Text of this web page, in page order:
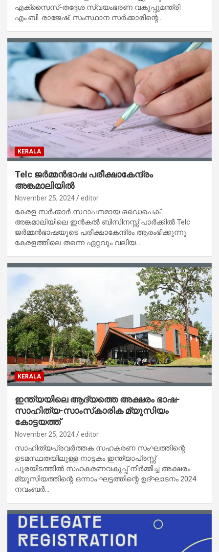
എക്സൈസ്-തദ്ദേശ സ്വയംഭരണ വകുപ്പുമന്ത്രി
എം.ബി. രാജേഷ്. സംസ്ഥാന സർക്കാരിന്റെ…
KERALA
Telc ജർമ്മൻഭാഷ പരീക്ഷാകേന്ദ്രം
അങ്കമാലിയിൽ
November 25, 2024 editor
കേരള സർക്കാർ സ്ഥാപനമായ ഒഡെപെക്
അങ്കമാലിയിലെ ഇൻകൽ ബിസിനസ്സ് പാർക്കിൽ Telc
ജർമ്മൻഭാഷയുടെ പരീക്ഷാകേന്ദ്രം ആരംഭിക്കുന്നു.
കേരളത്തിലെ തന്നെ ഏറ്റവും വലിയ…
KERALA
ഇന്ത്യയിലെ ആദ്യത്തെ അക്ഷരം ഭാഷ-
സാഹിത്യ-സാംസ്‌കാരിക മ്യൂസിയം
കോട്ടയത്ത്
November 25, 2024 editor
സാഹിത്യപ്രവര്‍ത്തക സഹകരണ സംഘത്തിന്റെ
ഉടമസ്ഥതയിലുള്ള നാട്ടകം ഇന്ത്യാപ്രസ്സ്
പുരയിടത്തില്‍ സഹകരണവകുപ്പ് നിര്‍മ്മിച്ച അക്ഷരം
മ്യൂസിയത്തിന്റെ ഒന്നാം ഘട്ടത്തിന്റെ ഉദ്ഘാടനം 2024
നവംബര്‍…